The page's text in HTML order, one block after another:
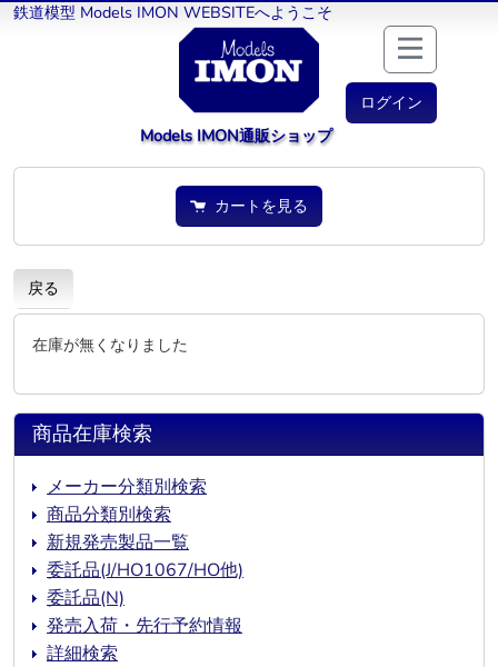
鉄道模型 Models IMON WEBSITEへようこそ
ログイン
Models IMON通販ショップ
カートを見る
戻る
在庫が無くなりました
商品在庫検索
メーカー分類別検索
商品分類別検索
新規発売製品一覧
委託品(J/HO1067/HO他)
委託品(N)
発売入荷・先行予約情報
詳細検索